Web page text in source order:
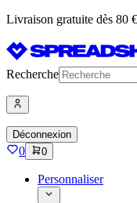
Livraison gratuite dès 80 €
Recherche
Déconnexion
0 0
Personnaliser